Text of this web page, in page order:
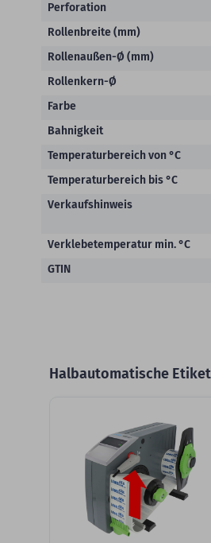
Perforation
Rollenbreite (mm)
Rollenaußen-Ø (mm)
Rollenkern-Ø
Farbe
Bahnigkeit
Temperaturbereich von °C
Temperaturbereich bis °C
Verkaufshinweis
Verklebetemperatur min. °C
GTIN
Halbautomatische